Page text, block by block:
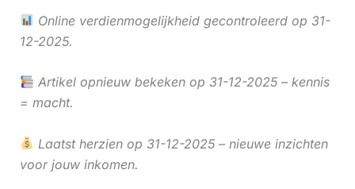
Online verdienmogelijkheid gecontroleerd op 31-
12-2025.
Artikel opnieuw bekeken op 31-12-2025 – kennis
= macht.
Laatst herzien op 31-12-2025 – nieuwe inzichten
voor jouw inkomen.